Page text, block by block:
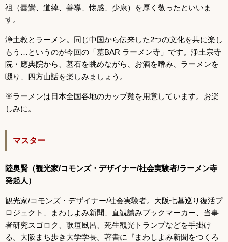
祖（曇鸞、道綽、善導、懐感、少康）を厚く敬ったといいま
す。
浄土教とラーメン。同じ中国から伝来した2つの文化を共に楽し
もう…というのが今回の「墓BAR ラーメン寺」です。浄土宗寺
院・應典院から、墓石を眺めながら、お酒を嗜み、ラーメンを
啜り、四方山話を楽しみましょう。
※ラーメンは日本全国各地のカップ麺を用意しています。お楽
しみに。
マスター
陸奥賢（観光家/コモンズ・デザイナー/社会実験者/ラーメン寺
発起人 ）
観光家/コモンズ・デザイナー/社会実験者。大阪七墓巡り復活プ
ロジェクト、まわしよみ新聞、直観讀みブックマーカー、当事
者研究スゴロク、歌垣風呂、死生観光トランプなどを手掛け
る。大阪まち歩き大学学長。著書に『まわしよみ新聞をつくろ